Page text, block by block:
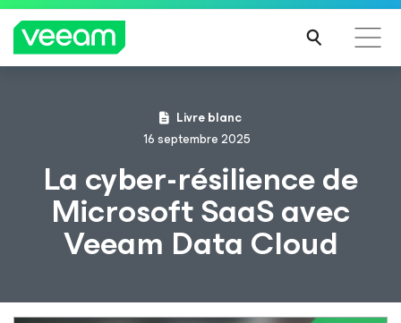
Recommandations de Veeam pour les clients
impactés par la mise à jour de CrowdStrike
SUIT
Livre blanc
16 septembre 2025
La cyber-résilience de
Microsoft SaaS avec
Veeam Data Cloud